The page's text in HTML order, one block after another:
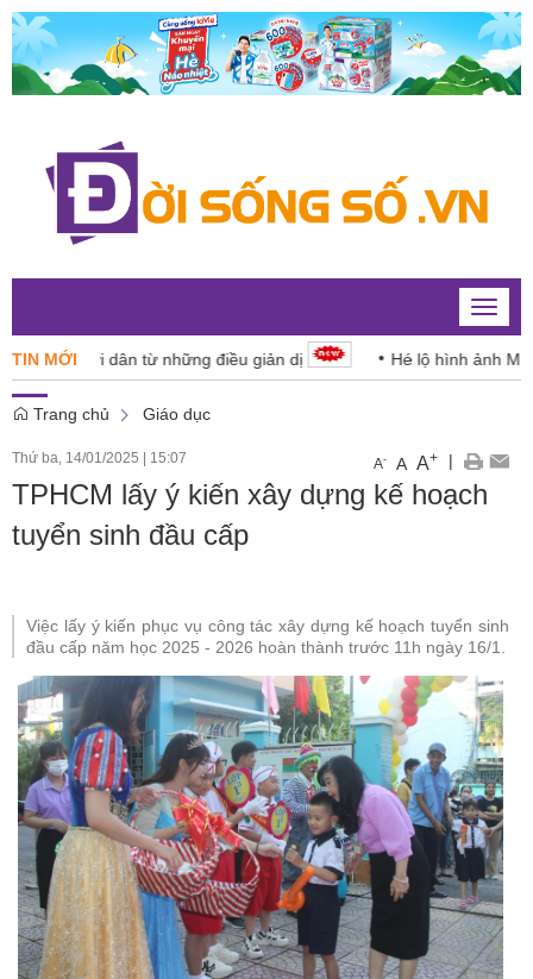
Toggle
TIN MỚI
người dân từ những điều giản dị Hé lộ hình ảnh Mặt
Trang chủ Giáo dục
Thứ ba, 14/01/2025 | 15:07 A- A A+ |
TPHCM lấy ý kiến xây dựng kế hoạch
tuyển sinh đầu cấp
Việc lấy ý kiến phục vụ công tác xây dựng kế hoạch tuyển sinh
đầu cấp năm học 2025 - 2026 hoàn thành trước 11h ngày 16/1.